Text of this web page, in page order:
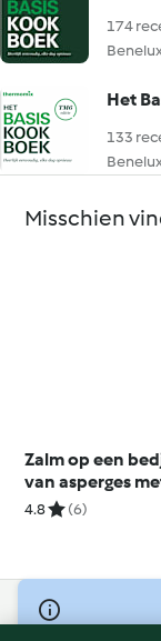
174
Het
133
Misschien
Zalm op een
van asperges
4.8 (6)
© Copyright 2026